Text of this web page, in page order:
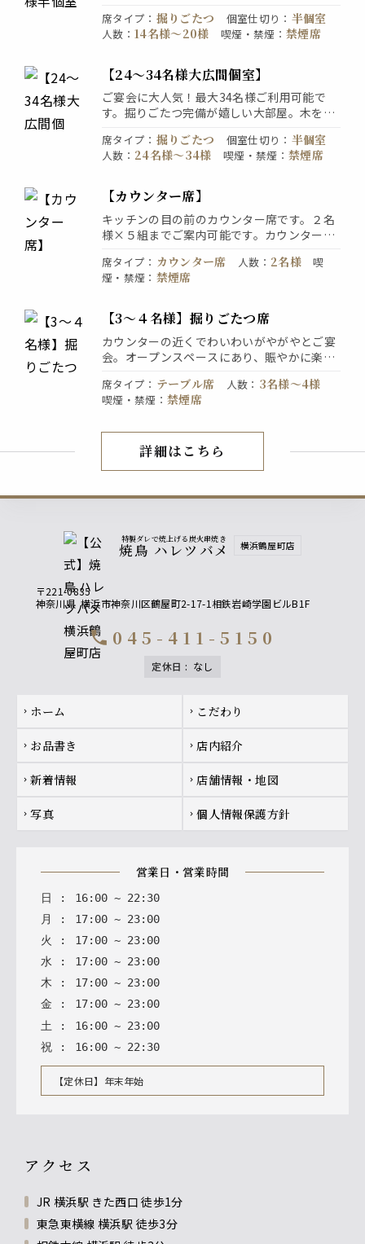
部屋です。お席のみのご予約も承っておりま
す。お気軽にお問合せください。
席での接待や飲み会の他、合コン利用も好評
です。
席タイプ ： 掘りごたつ 個室仕切り ： 半個室
人数 ： 14名様〜20様 喫煙・禁煙 ： 禁煙席
【24～34名様大広間個室】
ご宴会に大人気！最大34名様ご利用可能で
す。掘りごたつ完備が嬉しい大部屋。木を基
たかみがあります。広々空間で団体様もゆっ
たりご宴会♪
です。お席のみのご予約も承っております。
お気軽にお問合せください。
席タイプ ： 掘りごたつ 個室仕切り ： 半個室
人数 ： 24名様〜34様 喫煙・禁煙 ： 禁煙席
【カウンター席】
キッチンの目の前のカウンター席です。２名
様×５組までご案内可能です。カウンター席
ながら焼きたての串を召し上がるのもまた楽
しみです。居酒屋らしい雰囲気が感じられ、
席タイプ ： カウンター席 人数 ： 2名様
喫
煙・禁煙 ： 禁煙席
【3～４名様】掘りごたつ席
カウンターの近くでわいわいがやがやとご宴
会。オープンスペースにあり、賑やかに楽し
く、気軽で評判のお席です。ご友人同士のご
利用や女子会などにご活用ください。
席タイプ ： テーブル席 人数 ： 3名様〜4様
喫煙・禁煙 ： 禁煙席
店内紹介
詳細はこちら
特製ダレで焼上げる炭火串焼き
焼鳥 ハレツバメ 横浜鶴屋町店
〒221-0835
神奈川県 横浜市神奈川区鶴屋町2-17-1相鉄岩崎学園ビルB1F
call 045-411-5150
定休日 : なし
Footer navigation
chevron_right ホーム chevron_right こだわり
chevron_right お品書き chevron_right 店内紹介
chevron_right 新着情報 chevron_right 店舗情報・地図
chevron_right 写真 chevron_right 個人情報保護方針
営業日・営業時間
日 : 16: 00 ~ 22 : 30
月
: 17: 00 ~ 23: 00
火
: 17: 00 ~ 23: 00
水 : 17: 00 ~ 23: 00
木 : 17: 00 ~ 23: 00
金 : 17: 00 ~ 23: 00
土 : 16: 00 ~ 23: 00
祝 : 16: 00 ~ 22 : 30
【定休日】年末年始
アクセス
JR 横浜駅 きた西口 徒歩1分
東急東横線 横浜駅 徒歩3分